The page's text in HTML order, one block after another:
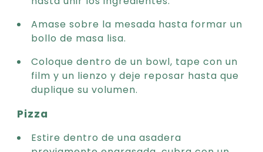
Amase sobre la mesada hasta formar un
bollo de masa lisa.
Coloque dentro de un bowl, tape con un
film y un lienzo y deje reposar hasta que
duplique su volumen.
Pizza
Estire dentro de una asadera